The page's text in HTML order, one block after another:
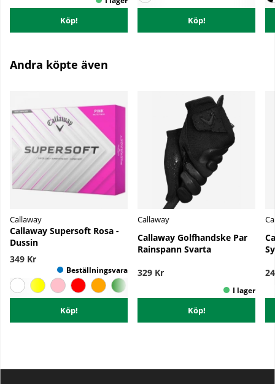
Köp! Köp!
Andra köpte även
Callaway
Callaway Supersoft Rosa -
Dussin
349 Kr
Köp!
Callaway
Callaway Golfhandske Par
Rainspann Svarta
329 Kr
Köp!